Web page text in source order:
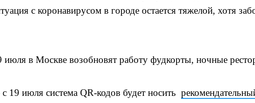
с коронавирусом в городе остается тяжелой, хотя
в Москве возобновят работу фудкорты, ночные
19 июля система QR-кодов будет носить